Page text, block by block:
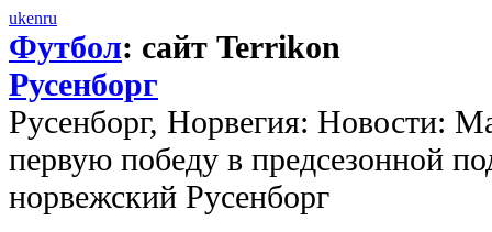
ukenru
Футбол: сайт Terrikon
Русенборг
Русенборг, Норвегия: Новости:
первую победу в предсезонной
норвежский Русенборг